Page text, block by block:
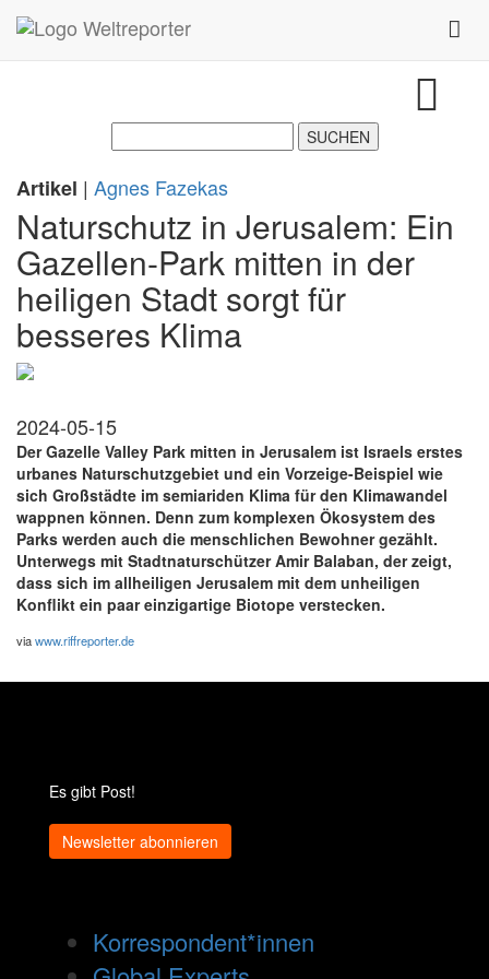
Zum Inhalt springen
Artikel | Agnes Fazekas
Naturschutz in Jerusalem: Ein
Gazellen-Park mitten in der
heiligen Stadt sorgt für
besseres Klima
2024-05-15
Der Gazelle Valley Park mitten in Jerusalem ist Israels erstes
urbanes Naturschutzgebiet und ein Vorzeige-Beispiel wie
sich Großstädte im semiariden Klima für den Klimawandel
wappnen können. Denn zum komplexen Ökosystem des
Parks werden auch die menschlichen Bewohner gezählt.
Unterwegs mit Stadtnaturschützer Amir Balaban, der zeigt,
dass sich im allheiligen Jerusalem mit dem unheiligen
Konflikt ein paar einzigartige Biotope verstecken.
viawww.riffreporter.de
Es gibt Post!
Newsletter abonnieren
Korrespondent*innen